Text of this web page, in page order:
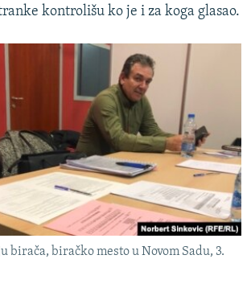
kontrolišu ko je i za koga glasao.
birača, biračko mesto u Novom Sadu, 3.